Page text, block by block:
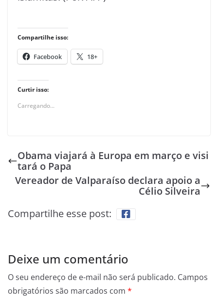
Compartilhe isso:
Facebook 18+
Curtir isso:
Carregando...
Obama viajará à Europa em março e visi
tará o Papa
Vereador de Valparaíso declara apoio a
Célio Silveira
Compartilhe esse post:
Deixe um comentário
O seu endereço de e-mail não será publicado. Campos
obrigatórios são marcados com *